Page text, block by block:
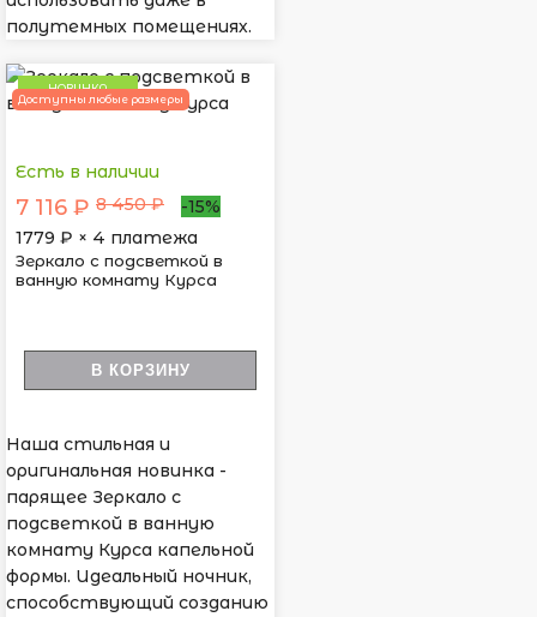
полутемных помещениях.
НОВИНКА
Доступны любые размеры
Есть в наличии
7 116 ₽ 8 450 ₽
-15%
1779 ₽ × 4 платежа
Зеркало с подсветкой в
ванную комнату Курса
В КОРЗИНУ
Наша стильная и
оригинальная новинка -
парящее Зеркало с
подсветкой в ванную
комнату Курса капельной
формы. Идеальный ночник,
способствующий созданию